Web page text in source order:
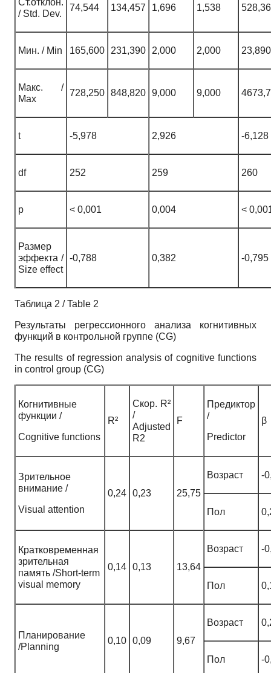
Ст.отклон.
/ Std. Dev.
74,544 134,457 1,696 1,538
Мин. / Min 165,600 231,390 2,000 2,000 23,890
Макс. /
Max
728,250 848,820 9,000 9,000
t -5,978 2,926 -6,128
df 252 259 260
p < 0,001 0,004 <
Размер
эффекта /
Size effect
-0,788 0,382 -0,795
Таблица 2 / Table 2
Результаты регрессионного анализа когнитивных
функций в контрольной группе (CG)
The results of regression analysis of cognitive functions
in control group (CG)
Когнитивные
функции /
Cognitive functions
R²
Скор. R²
/
Adjusted
R2
F
Предиктор
/
Predictor
β
Зрительное
внимание /
Visual attention
0,24 0,23 25,75
Возраст -
Пол
Кратковременная
зрительная
память /Short-term
visual memory
0,14 0,13 13,64
Возраст -
Пол
Планирование
/Planning
0,10 0,09 9,67
Возраст
Пол -